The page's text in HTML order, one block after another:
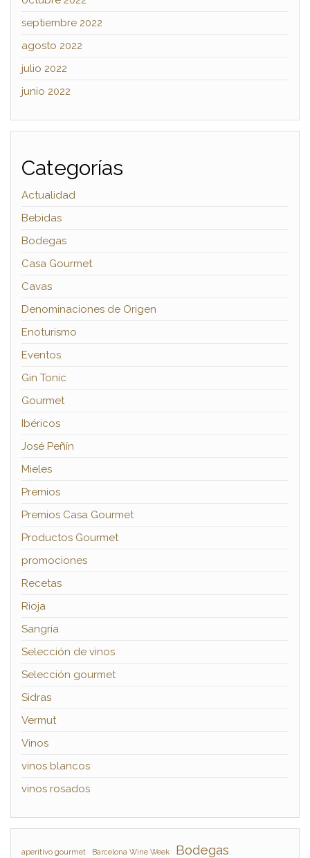
septiembre 2022
agosto 2022
julio 2022
junio 2022
Categorías
Actualidad
Bebidas
Bodegas
Casa Gourmet
Cavas
Denominaciones de Origen
Enoturismo
Eventos
Gin Tonic
Gourmet
Ibéricos
José Peñín
Mieles
Premios
Premios Casa Gourmet
Productos Gourmet
promociones
Recetas
Rioja
Sangría
Selección de vinos
Selección gourmet
Sidras
Vermut
Vinos
vinos blancos
vinos rosados
aperitivo gourmet Barcelona Wine Week Bodegas